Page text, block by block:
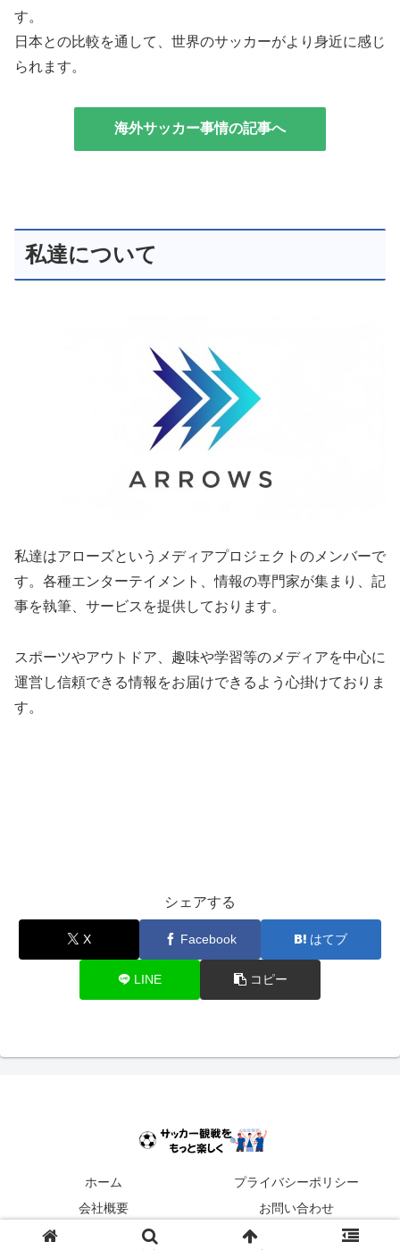
す。
日本との比較を通して、世界のサッカーがより身近に感じ
られます。
海外サッカー事情の記事へ
私達について
私達はアローズというメディアプロジェクトのメンバーで
す。各種エンターテイメント、情報の専門家が集まり、記
事を執筆、サービスを提供しております。
スポーツやアウトドア、趣味や学習等のメディアを中心に
運営し信頼できる情報をお届けできるよう心掛けておりま
す。
シェアする
X Facebook はてブ
LINE コピー
ホーム
プライバシーポリシー
会社概要
お問い合わせ
© 2025 サッカー観戦をもっと楽しく.